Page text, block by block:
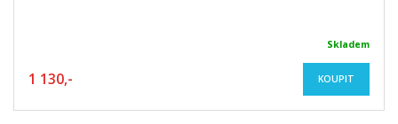
Skladem
1 130,- KOUPIT